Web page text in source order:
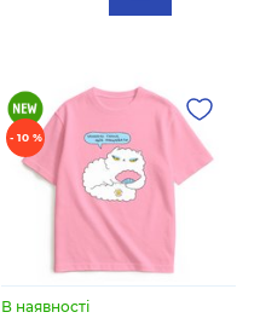
- 10 %
В наявності